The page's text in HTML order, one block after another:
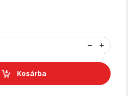
Kosárba